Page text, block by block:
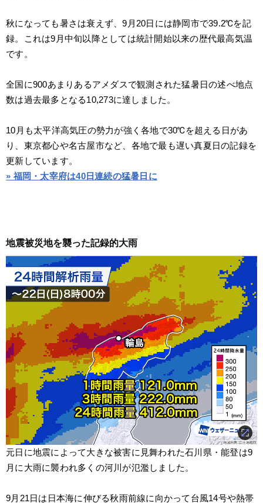
秋になっても暑さは衰えず、9月20日には静岡市で39.2℃を記
録。これは9月中旬以降としては統計開始以来の歴代最高気温
です。
全国に900あまりあるアメダスで観測された猛暑日の述べ地点
数は過去最多となる10,273に達しました。
10月も太平洋高気圧の勢力が強く各地で30℃を超える日があ
り、東京都心や名古屋市など、各地で最も遅い真夏日の記録を
更新しています。
» 福岡・太宰府は40日連続の猛暑日に
地震被災地を襲った記録的大雨
元日に地震によって大きな被害に見舞われた石川県・能登は9
月に大雨に襲われ多くの河川が氾濫しました。
9月21日は日本海に伸びる秋雨前線に向かって台風14号や熱帯